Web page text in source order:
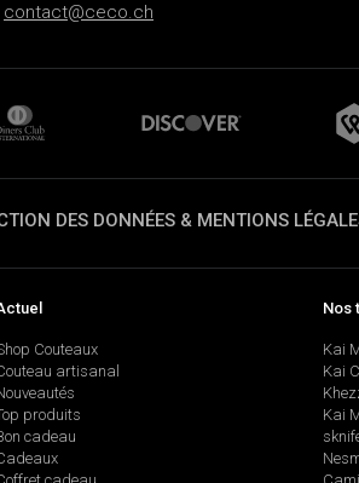
contact@ceco.ch
DES DONNÉES & MENTIONS
Couteaux
artisanal
produits
cadeau
Nos
Kai
Kai
Kai